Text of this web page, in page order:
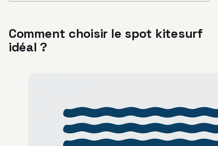
Comment choisir le spot kitesurf
idéal ?